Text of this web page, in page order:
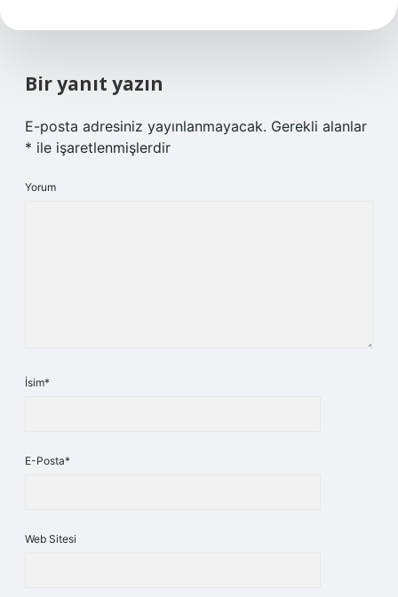
Bir yanıt yazın
E-posta adresiniz yayınlanmayacak. Gerekli alanlar
* ile işaretlenmişlerdir
Yorum
İsim*
E-Posta*
Web Sitesi